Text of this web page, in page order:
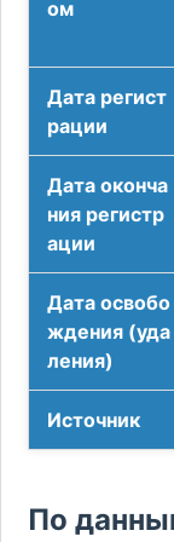
ом
Дата регист
рации
Дата оконча
ния регистр
ации
Дата освобо
ждения (уда
ления)
Источник
По